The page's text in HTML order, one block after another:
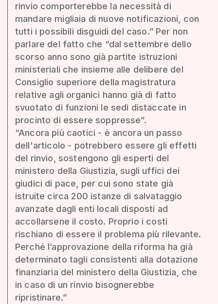
rinvio comporterebbe la necessità di
mandare migliaia di nuove notificazioni, con
tutti i possibili disguidi del caso.” Per non
parlare del fatto che “dal settembre dello
scorso anno sono già partite istruzioni
ministeriali che insieme alle delibere del
Consiglio superiore della magistratura
relative agli organici hanno già di fatto
svuotato di funzioni le sedi distaccate in
procinto di essere soppresse”.
“Ancora più caotici - è ancora un passo
dell'articolo - potrebbero essere gli effetti
del rinvio, sostengono gli esperti del
ministero della Giustizia, sugli uffici dei
giudici di pace, per cui sono state già
istruite circa 200 istanze di salvataggio
avanzate dagli enti locali disposti ad
accollarsene il costo. Proprio i costi
rischiano di essere il problema più rilevante.
Perché l’approvazione della riforma ha già
determinato tagli consistenti alla dotazione
finanziaria del ministero della Giustizia, che
in caso di un rinvio bisognerebbe
ripristinare.”